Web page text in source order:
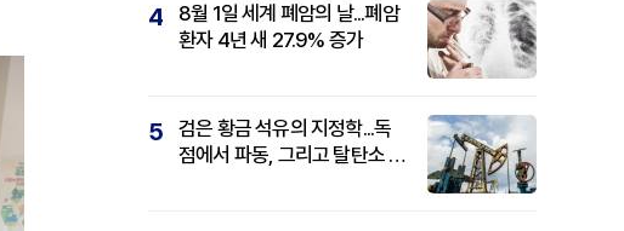
4
8월 1일 세계 폐암의 날...폐암
환자 4년 새 27.9% 증가
5
검은 황금 석유의 지정학...독
점에서 파동, 그리고 탈탄소 패